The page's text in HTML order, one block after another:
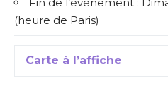
(heure de Paris)
Carte à l’affiche